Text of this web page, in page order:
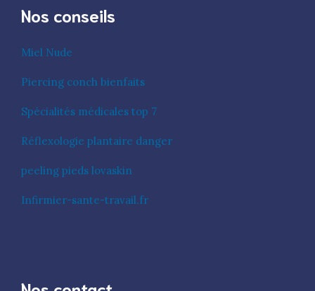
Nos conseils
Miel Nude
Piercing conch bienfaits
Spécialités médicales top 7
Réflexologie plantaire danger
peeling pieds lovaskin
Infirmier-sante-travail.fr